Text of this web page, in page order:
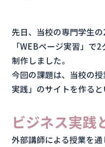
先日、当校の専門学生
「WEBページ実習」で
制作しました。
今回の課題は、当校の
実践」のサイトを作ると
ビジネス実践
外部講師による授業を